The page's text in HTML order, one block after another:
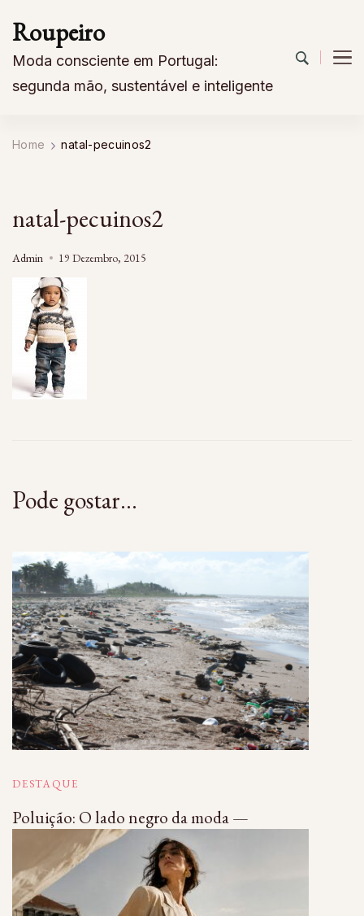
Roupeiro
Moda consciente em Portugal:
segunda mão, sustentável e inteligente
Home natal-pecuinos2
natal-pecuinos2
Admin 19 Dezembro, 2015
Pode gostar...
DESTAQUE
Poluição: O lado negro da moda —